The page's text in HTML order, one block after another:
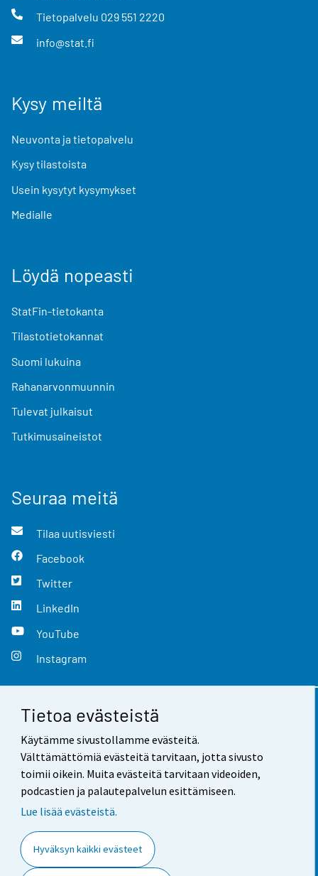
Tietoa evästeistä
Käytämme sivustollamme evästeitä.
Välttämättömiä evästeitä tarvitaan, jotta sivusto
toimii oikein. Muita evästeitä tarvitaan videoiden,
podcastien ja palautepalvelun esittämiseen.
Lue lisää evästeistä.
Hyväksyn kaikki evästeet
Tietopalvelu 029 551 2220
info@stat.fi
Kysy meiltä
Neuvonta ja tietopalvelu
Kysy tilastoista
Usein kysytyt kysymykset
Medialle
Löydä nopeasti
StatFin-tietokanta
Tilastotietokannat
Suomi lukuina
Rahanarvonmuunnin
Tulevat julkaisut
Tutkimusaineistot
Seuraa meitä
Tilaa uutisviesti
Facebook
Twitter
LinkedIn
YouTube
Instagram
Yhteystiedot
Palaute
Käyttöehdot
Saavutettavuus
Tietoa sivustosta